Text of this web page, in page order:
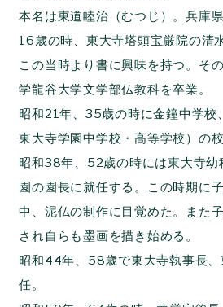
本名は東道睦治（むつじ）。兵庫
16歳の時、東大寺塔頭宝厳院の清
この当時より書に興味を持つ。そ
学龍谷大学文学部仏教科を卒業。
昭和21年、35歳の時に金鐘中学校
東大寺学園中学校・高等学校）の校
昭和38年、52歳の時には東大寺幼
園の園長に就任する。この時期に
中、泥仏の制作に目覚めた。また
され自らも墨画を描き始める。
昭和44年、58歳で東大寺執事長、
任。